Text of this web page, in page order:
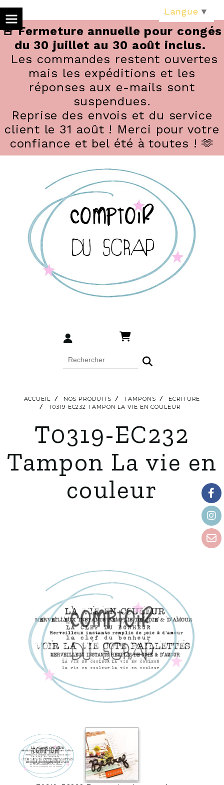
🚨 Fermeture annuelle pour congés
du 30 juillet au 30 août inclus.
Les commandes restent ouvertes
mais les expéditions et les
réponses aux e-mails sont
suspendues.
Reprise des envois et du service
client le 31 août ! Merci pour votre
confiance et bel été à toutes ! 🫶
ACCUEIL NOS PRODUITS TAMPONS
ECRITURE
T0319-EC232 TAMPON LA VIE EN COULEUR
T0319-EC232
Tampon La vie en
couleur
Langue ▼